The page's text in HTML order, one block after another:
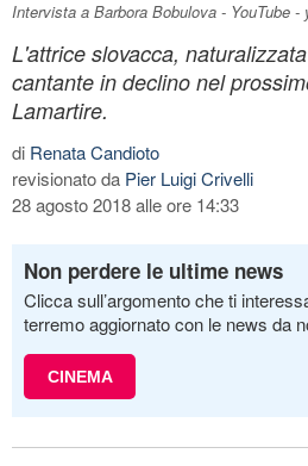
Intervista a Barbora Bobulova - YouTube -
L'attrice slovacca,
cantante in declino nel
Lamartire.
di Renata Candioto
revisionato da Pier Luigi Crivelli
28 agosto 2018 alle ore 14:33
Non perdere le ultime news
Clicca sull’argomento che ti
terremo aggiornato con le news da
CINEMA